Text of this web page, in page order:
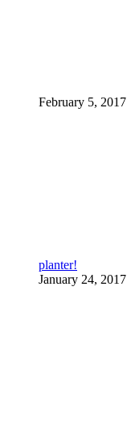
February 5, 2017
planter!
January 24, 2017